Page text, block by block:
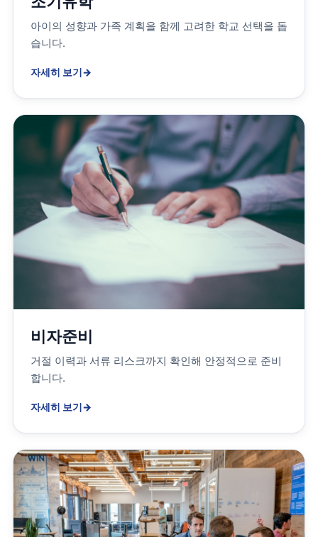
아이의 성향과 가족 계획을 함께 고려한 학교 선택을 돕
습니다.
자세히 보기→
비자준비
거절 이력과 서류 리스크까지 확인해 안정적으로 준비
합니다.
자세히 보기→